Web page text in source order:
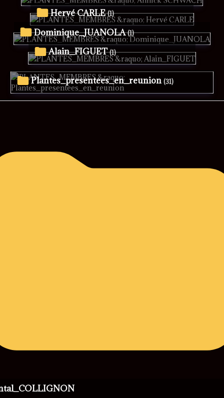
Hervé CARLE (1)
Dominique_JUANOLA (1)
Alain_FIGUET (1)
Plantes_presentees_en_reunion (31)